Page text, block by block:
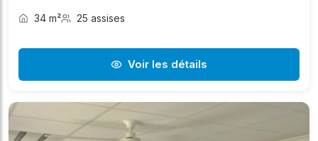
34 m² 25 assises
Voir les détails